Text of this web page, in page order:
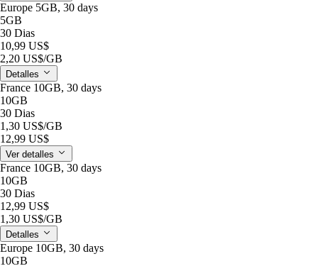
Europe 5GB, 30 days
5GB
30 Dias
10,99 US$
2,20 US$/GB
Detalles
France 10GB, 30 days
10GB
30 Dias
1,30 US$/GB
12,99 US$
Ver detalles
France 10GB, 30 days
10GB
30 Dias
12,99 US$
1,30 US$/GB
Detalles
Europe 10GB, 30 days
10GB